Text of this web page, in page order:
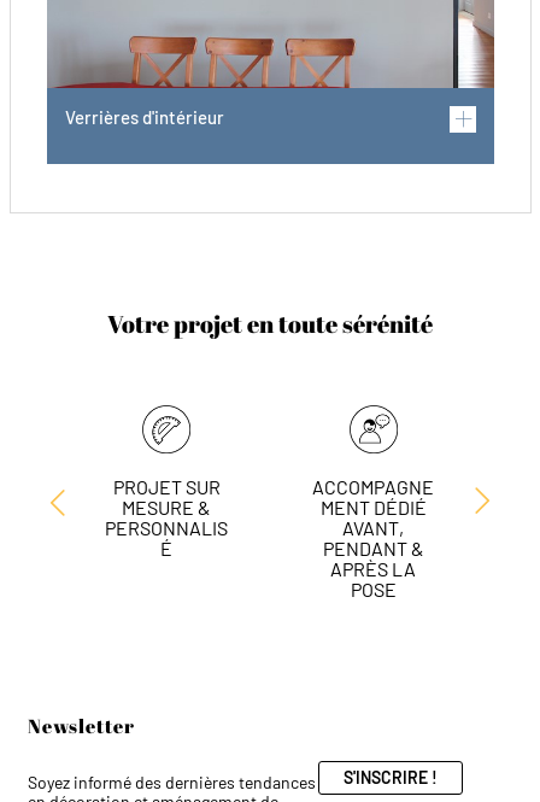
Verrières d'intérieur
Votre projet en toute sérénité
PROJET SUR
MESURE &
PERSONNALIS
É
ACCOMPAGNE
MENT DÉDIÉ
AVANT,
PENDANT &
APRÈS LA
POSE
Newsletter
Soyez informé des dernières tendances
S'INSCRIRE !